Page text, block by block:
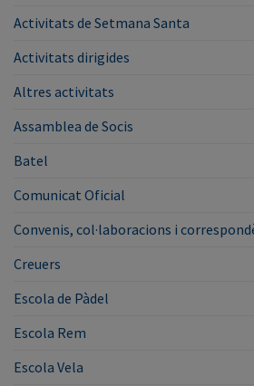
Activitats de Setmana Santa
Activitats dirigides
Altres activitats
Assamblea de Socis
Batel
Comunicat Oficial
Convenis, col·laboracions i
Creuers
Escola de Pàdel
Escola Rem
Escola Vela